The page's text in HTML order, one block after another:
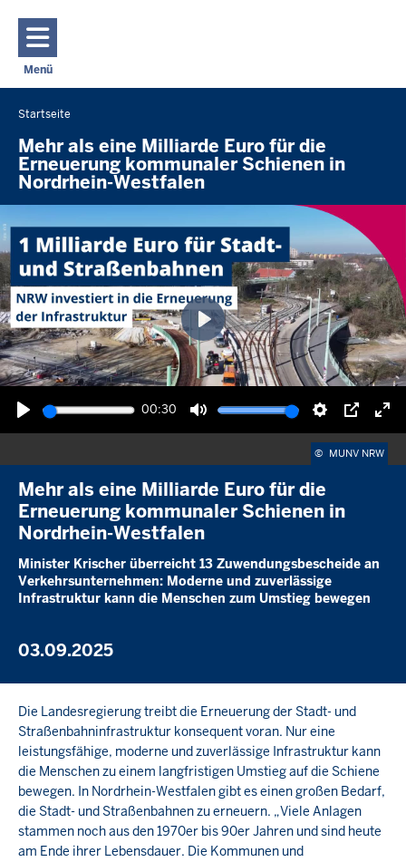
Menü
Navigation aktivieren/deaktivieren: Hauptmenü
Sie
befinden
sich
hier
Startseite
Mehr als eine Milliarde Euro für die
Erneuerung kommunaler Schienen in
Nordrhein-Westfalen
Wiedergabe
00:30
Ton
Picture-
in-
Wiedergabe
© MUNV NRW
Mehr als eine Milliarde Euro für die
Erneuerung kommunaler Schienen in
Nordrhein-Westfalen
Minister Krischer überreicht 13 Zuwendungsbescheide an
Verkehrsunternehmen: Moderne und zuverlässige
Infrastruktur kann die Menschen zum Umstieg bewegen
03.09.2025
Die Landesregierung treibt die Erneuerung der Stadt- und
Straßenbahninfrastruktur konsequent voran. Nur eine
leistungsfähige, moderne und zuverlässige Infrastruktur kann
die Menschen zu einem langfristigen Umstieg auf die Schiene
bewegen. In Nordrhein-Westfalen gibt es einen großen Bedarf,
die Stadt- und Straßenbahnen zu erneuern. „Viele Anlagen
stammen noch aus den 1970er bis 90er Jahren und sind heute
am Ende ihrer Lebensdauer. Die Kommunen und